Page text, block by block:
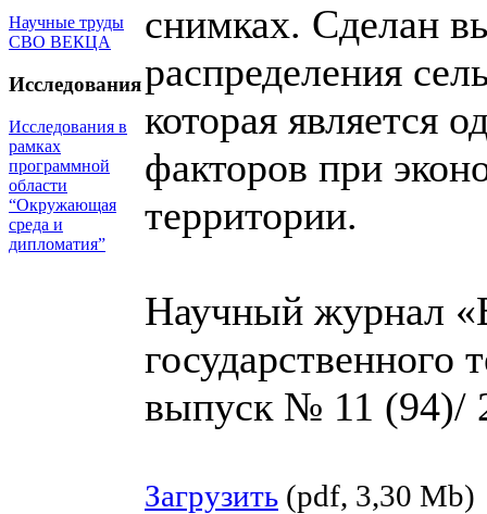
Научные труды
СВО ВЕКЦА
Исследования
Исследования в
рамках
программной
области
“Окружающая
среда и
дипломатия”
снимках. Сделан
распределения
которая является
факторов при
территории.
Научный журнал
государственного
выпуск № 11 (94)/
Загрузить (pdf, 3,30 Mb)